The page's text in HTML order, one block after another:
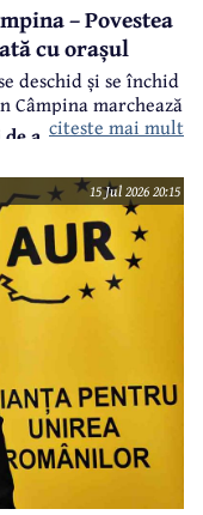
– Povestea
cu orașul
deschid și se închid
Câmpina marchează
de activitate, cu o
produs consacrat
lei, doar marți, 4
În spatele
a unor
clienților o
citeste mai mult
15 Jul 2026 20:15